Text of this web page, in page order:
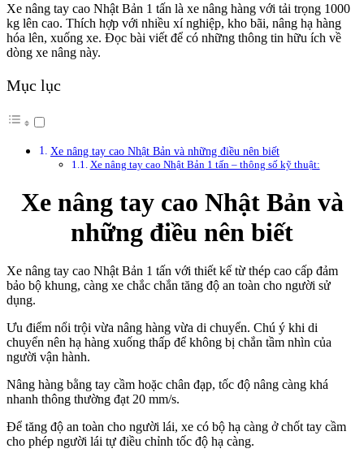
Xe nâng tay cao Nhật Bản 1 tấn là xe nâng hàng với tải trọng 1000
kg lên cao. Thích hợp với nhiều xí nghiệp, kho bãi, nâng hạ hàng
hóa lên, xuống xe. Đọc bài viết để có những thông tin hữu ích về
dòng xe nâng này.
Mục lục
Xe nâng tay cao Nhật Bản và những điều nên biết
Xe nâng tay cao Nhật Bản 1 tấn – thông số kỹ thuật:
Xe nâng tay cao Nhật Bản và
những điều nên biết
Xe nâng tay cao Nhật Bản 1 tấn với thiết kế từ thép cao cấp đảm
bảo bộ khung, càng xe chắc chắn tăng độ an toàn cho người sử
dụng.
Ưu điểm nổi trội vừa nâng hàng vừa di chuyển. Chú ý khi di
chuyển nên hạ hàng xuống thấp để không bị chắn tầm nhìn của
người vận hành.
Nâng hàng bằng tay cầm hoặc chân đạp, tốc độ nâng càng khá
nhanh thông thường đạt 20 mm/s.
Để tăng độ an toàn cho người lái, xe có bộ hạ càng ở chốt tay cầm
cho phép người lái tự điều chỉnh tốc độ hạ càng.